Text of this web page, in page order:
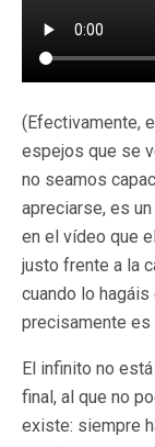
(Efectivamente,
espejos que se
no seamos
apreciarse, es un
en el vídeo que
justo frente a la
cuando lo
precisamente es
El infinito no
final, al que no
existe: siempre